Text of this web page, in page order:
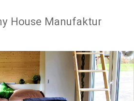
House Manufaktur